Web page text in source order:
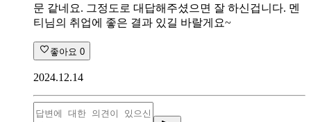
문 같네요. 그정도로 대답해주셨으면 잘 하신겁니다. 멘
티님의 취업에 좋은 결과 있길 바랄게요~
좋아요 0
2024.12.14